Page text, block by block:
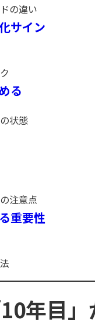
の違い
サイン
る
状態
注意点
重要性
年目